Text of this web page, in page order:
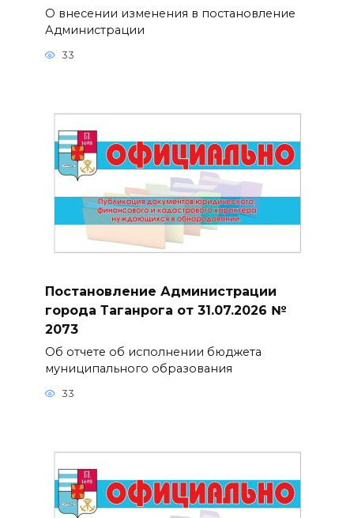
О внесении изменения в постановление
Администрации
33
Постановление Администрации
города Таганрога от 31.07.2026 №
2073
Об отчете об исполнении бюджета
муниципального образования
33